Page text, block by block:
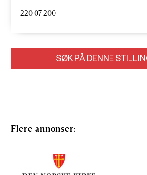
220 07 200
SØK PÅ DENNE
Flere annonser: